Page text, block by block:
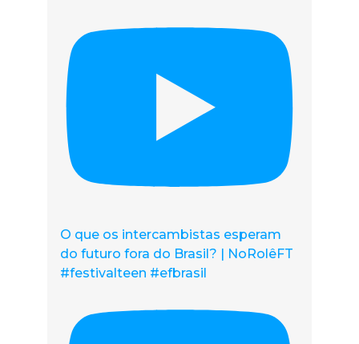
O que os intercambistas esperam
do futuro fora do Brasil? | NoRolêFT
#festivalteen #efbrasil